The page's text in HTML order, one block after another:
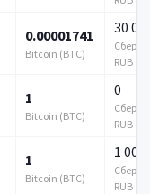
0.00001741
Bitcoin (BTC)
30
RUB
1
Bitcoin (BTC)
0
RUB
1
Bitcoin (BTC)
1 000
RUB